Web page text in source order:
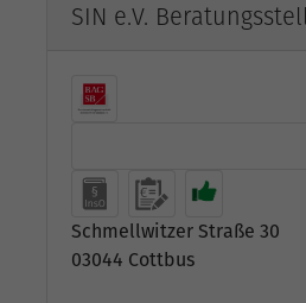
SIN e.V.
Schmellwitzer Straße 30
03044 Cottbus